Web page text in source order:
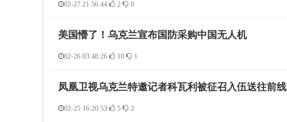
02-27 21:56:44 2 0
美国懵了！乌克兰宣布国防采购中国无人机
02-26 03:48:26 10 1
凤凰卫视乌克兰特邀记者科瓦利被征召入伍送往前线
02-25 16:20:53 5 2